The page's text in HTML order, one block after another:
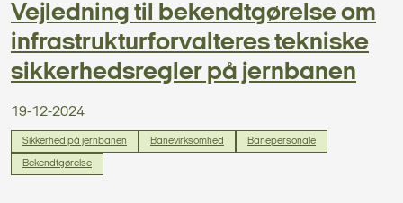
Vejledning til bekendtgørelse om
infrastrukturforvalteres tekniske
sikkerhedsregler på jernbanen
19-12-2024
Sikkerhed på jernbanen Banevirksomhed Banepersonale
Bekendtgørelse